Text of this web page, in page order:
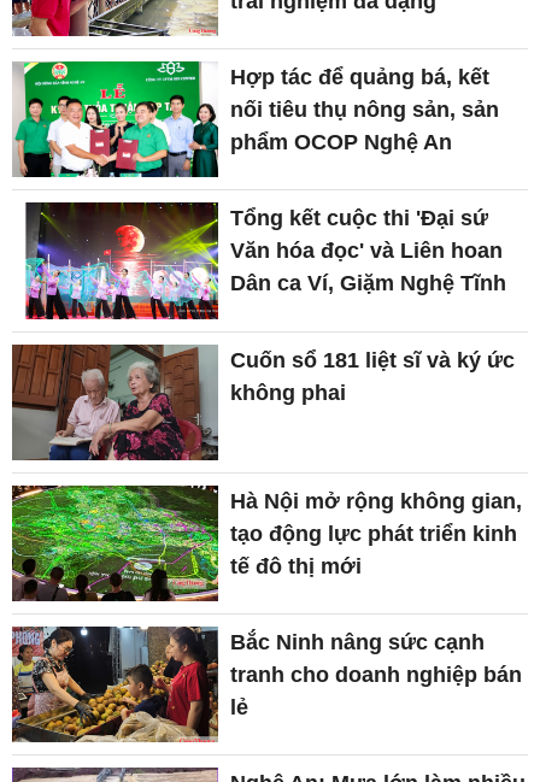
phẩm OCOP Nghệ An
Tổng kết cuộc thi 'Đại sứ
Văn hóa đọc' và Liên hoan
Dân ca Ví, Giặm Nghệ Tĩnh
Cuốn sổ 181 liệt sĩ và ký ức
không phai
Hà Nội mở rộng không gian,
tạo động lực phát triển kinh
Bắc Ninh nâng sức cạnh
tranh cho doanh nghiệp bán
lẻ
Nghệ An: Mưa lớn làm nhiều
tuyến đường miền núi bị
chia cắt